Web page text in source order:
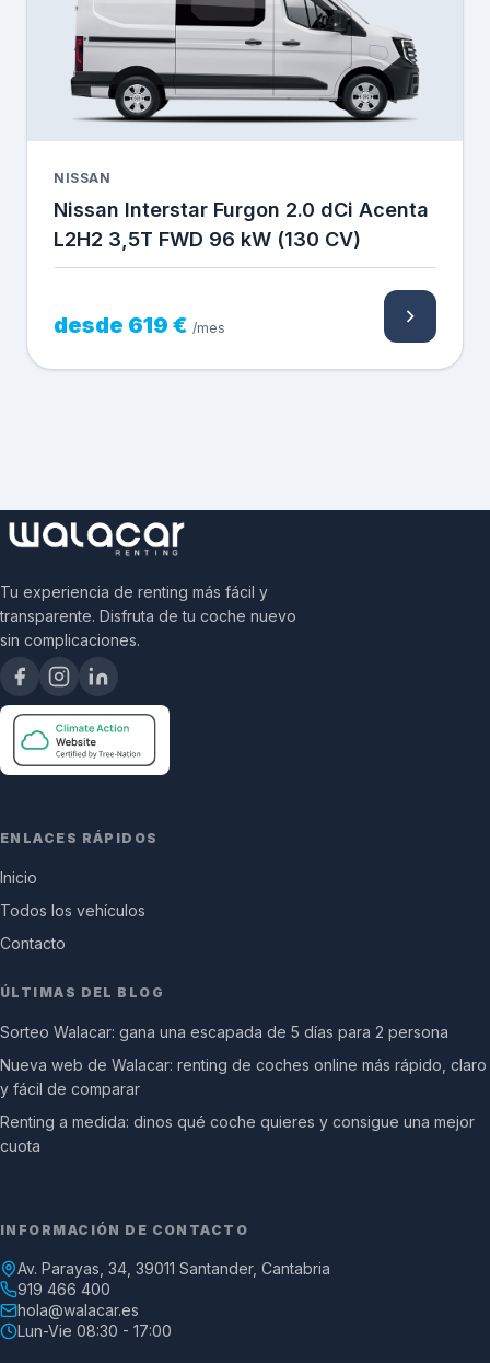
NISSAN
Nissan Interstar Furgon 2.0 dCi Acenta
L2H2 3,5T FWD 96 kW (130 CV)
desde 619 € /mes
Tu experiencia de renting más fácil y
transparente. Disfruta de tu coche nuevo
sin complicaciones.
ENLACES RÁPIDOS
Inicio
Todos los vehículos
Contacto
ÚLTIMAS DEL BLOG
Sorteo Walacar: gana una escapada de 5 días para 2 persona
Nueva web de Walacar: renting de coches online más rápido, claro
y fácil de comparar
Renting a medida: dinos qué coche quieres y consigue una mejor
cuota
INFORMACIÓN DE CONTACTO
Av. Parayas, 34, 39011 Santander, Cantabria
919 466 400
hola@walacar.es
Lun-Vie 08:30 - 17:00